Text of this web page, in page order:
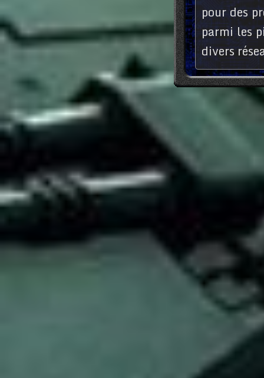
pour des
parmi les
divers